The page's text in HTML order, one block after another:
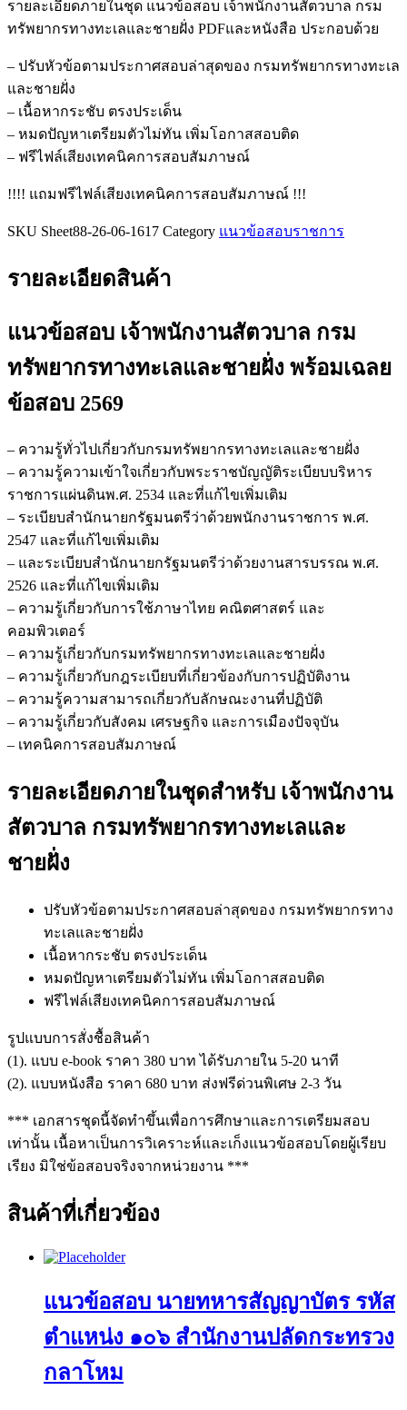
รายละเอียดภายในชุด แนวข้อสอบ เจ้าพนักงานสัตวบาล กรม
ทรัพยากรทางทะเลและชายฝั่ง PDFและหนังสือ ประกอบด้วย
– ปรับหัวข้อตามประกาศสอบล่าสุดของ กรมทรัพยากรทางทะเล
และชายฝั่ง
– เนื้อหากระชับ ตรงประเด็น
– หมดปัญหาเตรียมตัวไม่ทัน เพิ่มโอกาสสอบติด
– ฟรีไฟล์เสียงเทคนิคการสอบสัมภาษณ์
!!!! แถมฟรีไฟล์เสียงเทคนิคการสอบสัมภาษณ์ !!!
SKU Sheet88-26-06-1617 Category แนวข้อสอบราชการ
รายละเอียดสินค้า
แนวข้อสอบ เจ้าพนักงานสัตวบาล กรม
ทรัพยากรทางทะเลและชายฝั่ง พร้อมเฉลย
ข้อสอบ 2569
– ความรู้ทั่วไปเกี่ยวกับกรมทรัพยากรทางทะเลและชายฝั่ง
– ความรู้ความเข้าใจเกี่ยวกับพระราชบัญญัติระเบียบบริหาร
ราชการแผ่นดินพ.ศ. 2534 และที่แก้ไขเพิ่มเติม
– ระเบียบสำนักนายกรัฐมนตรีว่าด้วยพนักงานราชการ พ.ศ.
2547 และที่แก้ไขเพิ่มเติม
– และระเบียบสำนักนายกรัฐมนตรีว่าด้วยงานสารบรรณ พ.ศ.
2526 และที่แก้ไขเพิ่มเติม
– ความรู้เกี่ยวกับการใช้ภาษาไทย คณิตศาสตร์ และ
คอมพิวเตอร์
– ความรู้เกี่ยวกับกรมทรัพยากรทางทะเลและชายฝั่ง
– ความรู้เกี่ยวกับกฎระเบียบที่เกี่ยวข้องกับการปฏิบัติงาน
– ความรู้ความสามารถเกี่ยวกับลักษณะงานที่ปฏิบัติ
– ความรู้เกี่ยวกับสังคม เศรษฐกิจ และการเมืองปัจจุบัน
– เทคนิคการสอบสัมภาษณ์
รายละเอียดภายในชุดสำหรับ เจ้าพนักงาน
สัตวบาล กรมทรัพยากรทางทะเลและ
ชายฝั่ง
ปรับหัวข้อตามประกาศสอบล่าสุดของ กรมทรัพยากรทาง
ทะเลและชายฝั่ง
เนื้อหากระชับ ตรงประเด็น
หมดปัญหาเตรียมตัวไม่ทัน เพิ่มโอกาสสอบติด
ฟรีไฟล์เสียงเทคนิคการสอบสัมภาษณ์
รูปแบบการสั่งชื้อสินค้า
(1). แบบ e-book ราคา 380 บาท ได้รับภายใน 5-20 นาที
(2). แบบหนังสือ ราคา 680 บาท ส่งฟรีด่วนพิเศษ 2-3 วัน
*** เอกสารชุดนี้จัดทำขึ้นเพื่อการศึกษาและการเตรียมสอบ
เท่านั้น เนื้อหาเป็นการวิเคราะห์และเก็งแนวข้อสอบโดยผู้เรียบ
เรียง มิใช่ข้อสอบจริงจากหน่วยงาน ***
สินค้าที่เกี่ยวข้อง
แนวข้อสอบ นายทหารสัญญาบัตร รหัส
ตำแหน่ง ๑๐๖ สำนักงานปลัดกระทรวง
กลาโหม